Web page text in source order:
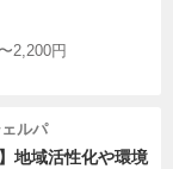
2,200円
ルパ
地域活性化や環境